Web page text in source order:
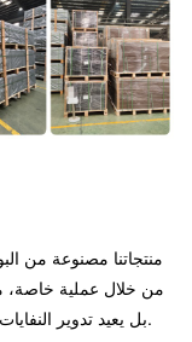
منتجاتنا مصنوعة من
من خلال عملية خاصة،
بل يعيد تدوير النفايات البلاستيكية بشكل فعال ويقلل من التلوث البيئي.